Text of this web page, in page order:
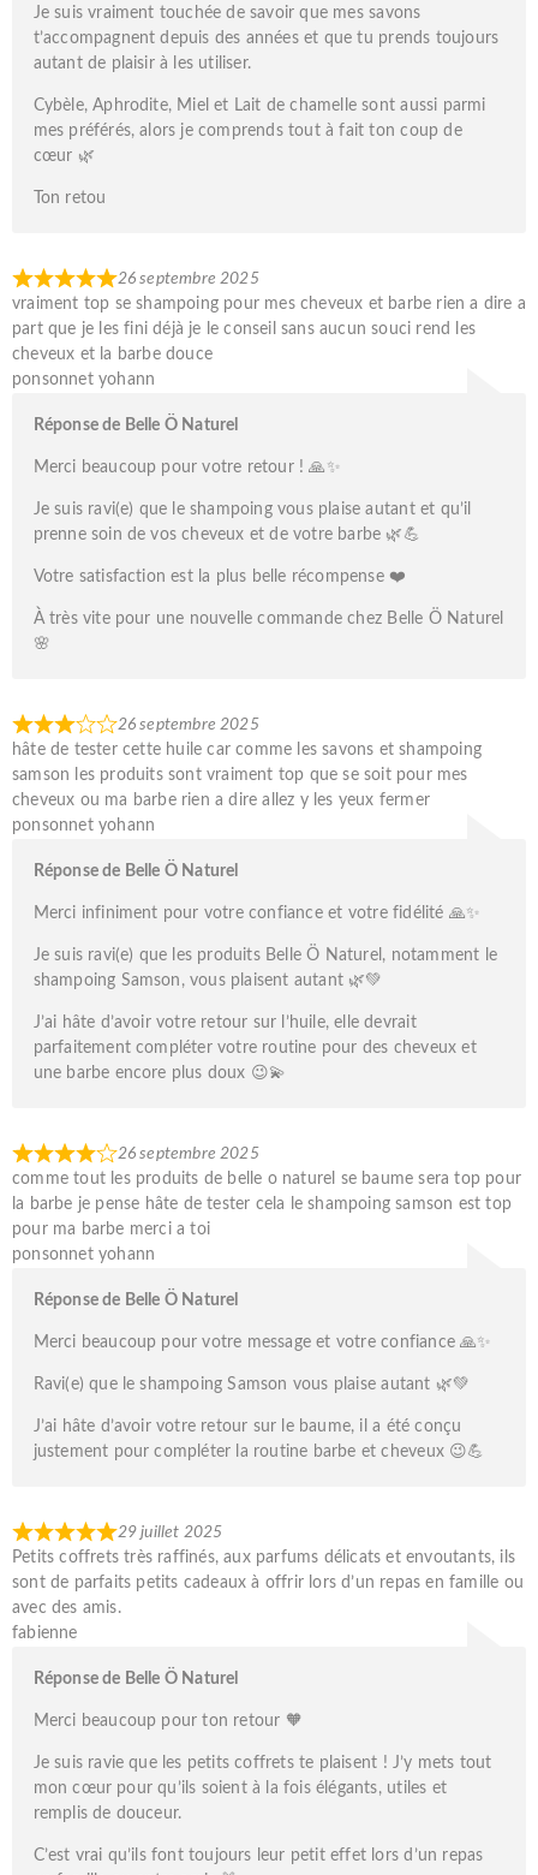
Je suis vraiment touchée de savoir que mes savons
t’accompagnent depuis des années et que tu prends toujours
autant de plaisir à les utiliser.
Cybèle, Aphrodite, Miel et Lait de chamelle sont aussi parmi
mes préférés, alors je comprends tout à fait ton coup de
cœur 🌿
Ton retou
26 septembre 2025
vraiment top se shampoing pour mes cheveux et barbe rien a dire a
part que je les fini déjà je le conseil sans aucun souci rend les
cheveux et la barbe douce
ponsonnet yohann
Réponse de Belle Ö Naturel
Merci beaucoup pour votre retour ! 🙏✨
Je suis ravi(e) que le shampoing vous plaise autant et qu’il
prenne soin de vos cheveux et de votre barbe 🌿💪
Votre satisfaction est la plus belle récompense ❤️
À très vite pour une nouvelle commande chez Belle Ö Naturel
🌸
26 septembre 2025
hâte de tester cette huile car comme les savons et shampoing
samson les produits sont vraiment top que se soit pour mes
cheveux ou ma barbe rien a dire allez y les yeux fermer
ponsonnet yohann
Réponse de Belle Ö Naturel
Merci infiniment pour votre confiance et votre fidélité 🙏✨
Je suis ravi(e) que les produits Belle Ö Naturel, notamment le
shampoing Samson, vous plaisent autant 🌿💚
J’ai hâte d’avoir votre retour sur l’huile, elle devrait
parfaitement compléter votre routine pour des cheveux et
une barbe encore plus doux 😉💫
26 septembre 2025
comme tout les produits de belle o naturel se baume sera top pour
la barbe je pense hâte de tester cela le shampoing samson est top
pour ma barbe merci a toi
ponsonnet yohann
Réponse de Belle Ö Naturel
Merci beaucoup pour votre message et votre confiance 🙏✨
Ravi(e) que le shampoing Samson vous plaise autant 🌿💚
J’ai hâte d’avoir votre retour sur le baume, il a été conçu
justement pour compléter la routine barbe et cheveux 😉💪
29 juillet 2025
Petits coffrets très raffinés, aux parfums délicats et envoutants, ils
sont de parfaits petits cadeaux à offrir lors d’un repas en famille ou
avec des amis.
fabienne
Réponse de Belle Ö Naturel
Merci beaucoup pour ton retour 🧡
Je suis ravie que les petits coffrets te plaisent ! J’y mets tout
mon cœur pour qu’ils soient à la fois élégants, utiles et
remplis de douceur.
C’est vrai qu’ils font toujours leur petit effet lors d’un repas